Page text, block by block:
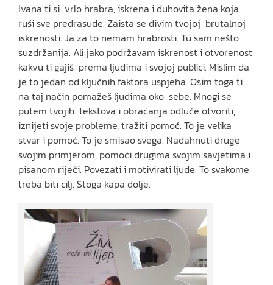
Ivana ti si vrlo hrabra, iskrena i duhovita žena koja
ruši sve predrasude. Zaista se divim tvojoj brutalnoj
iskrenosti. Ja za to nemam hrabrosti. Tu sam nešto
suzdržanija. Ali jako podržavam iskrenost i otvorenost
kakvu ti gajiš prema ljudima i svojoj publici. Mislim da
je to jedan od ključnih faktora uspjeha. Osim toga ti
na taj način pomažeš ljudima oko sebe. Mnogi se
putem tvojih tekstova i obraćanja odluče otvoriti,
iznijeti svoje probleme, tražiti pomoć. To je velika
stvar i pomoć. To je smisao svega. Nadahnuti druge
svojim primjerom, pomoći drugima svojim savjetima i
pisanom riječi. Povezati i motivirati ljude. To svakome
treba biti cilj. Stoga kapa dolje.